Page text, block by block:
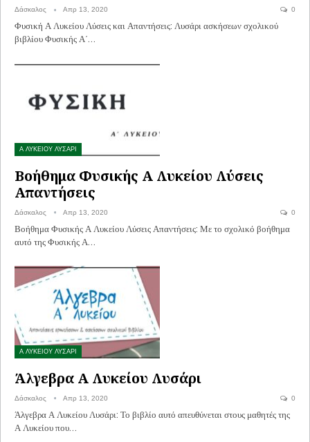
Δάσκαλος Απρ 13, 2020 0
Φυσική Α Λυκείου Λύσεις και Απαντήσεις: Λυσάρι ασκήσεων σχολικού
βιβλίου Φυσικής Α΄…
Α ΛΥΚΕΙΟΥ ΛΥΣΑΡΙ
Βοήθημα Φυσικής Α Λυκείου Λύσεις
Απαντήσεις
Δάσκαλος Απρ 13, 2020 0
Βοήθημα Φυσικής Α Λυκείου Λύσεις Απαντήσεις: Με το σχολικό βοήθημα
αυτό της Φυσικής Α…
Α ΛΥΚΕΙΟΥ ΛΥΣΑΡΙ
Άλγεβρα Α Λυκείου Λυσάρι
Δάσκαλος Απρ 13, 2020 0
Άλγεβρα Α Λυκείου Λυσάρι: Το βιβλίο αυτό απευθύνεται στους μαθητές της
Α Λυκείου που…